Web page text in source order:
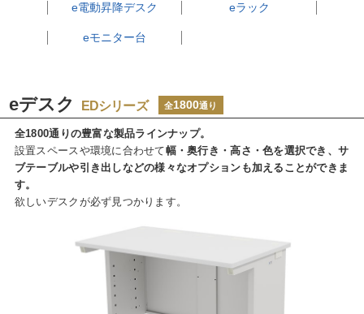
e電動昇降デスク eラック
eモニター台
eデスク EDシリーズ 全1800通り
全1800通りの豊富な製品ラインナップ。
設置スペースや環境に合わせて幅・奥行き・高さ・色を選択でき、サ
ブテーブルや引き出しなどの様々なオプションも加えることができま
す。
欲しいデスクが必ず見つかります。